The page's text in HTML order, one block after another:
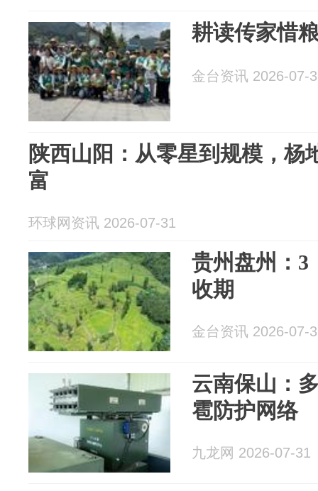
耕读传家惜
金台资讯 2026-07-
陕西山阳：从零星到规模，杨
富
环球网资讯 2026-07-31
贵州盘州：3
收期
金台资讯 2026-07-
云南保山：
雹防护网络
九龙网 2026-07-31